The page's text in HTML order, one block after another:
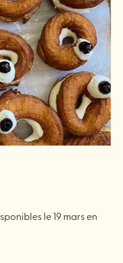
le 19 mars en